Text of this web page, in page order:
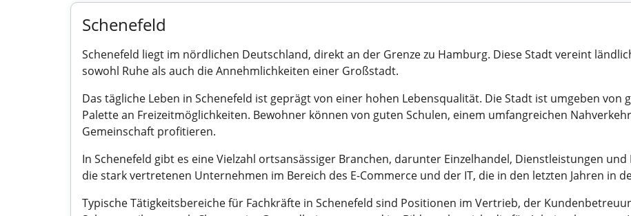
Schenefeld
Schenefeld liegt im nördlichen Deutschland, direkt an der Grenze zu Hamburg. Diese Stadt vereint
sowohl Ruhe als auch die Annehmlichkeiten einer Großstadt.
Das tägliche Leben in Schenefeld ist geprägt von einer hohen Lebensqualität. Die Stadt ist umgeben
Palette an Freizeitmöglichkeiten. Bewohner können von guten Schulen, einem umfangreichen
Gemeinschaft profitieren.
In Schenefeld gibt es eine Vielzahl ortsansässiger Branchen, darunter Einzelhandel, Dienstleistungen
die stark vertretenen Unternehmen im Bereich des E-Commerce und der IT, die in den letzten Jahren in
Typische Tätigkeitsbereiche für Fachkräfte in Schenefeld sind Positionen im Vertrieb, der